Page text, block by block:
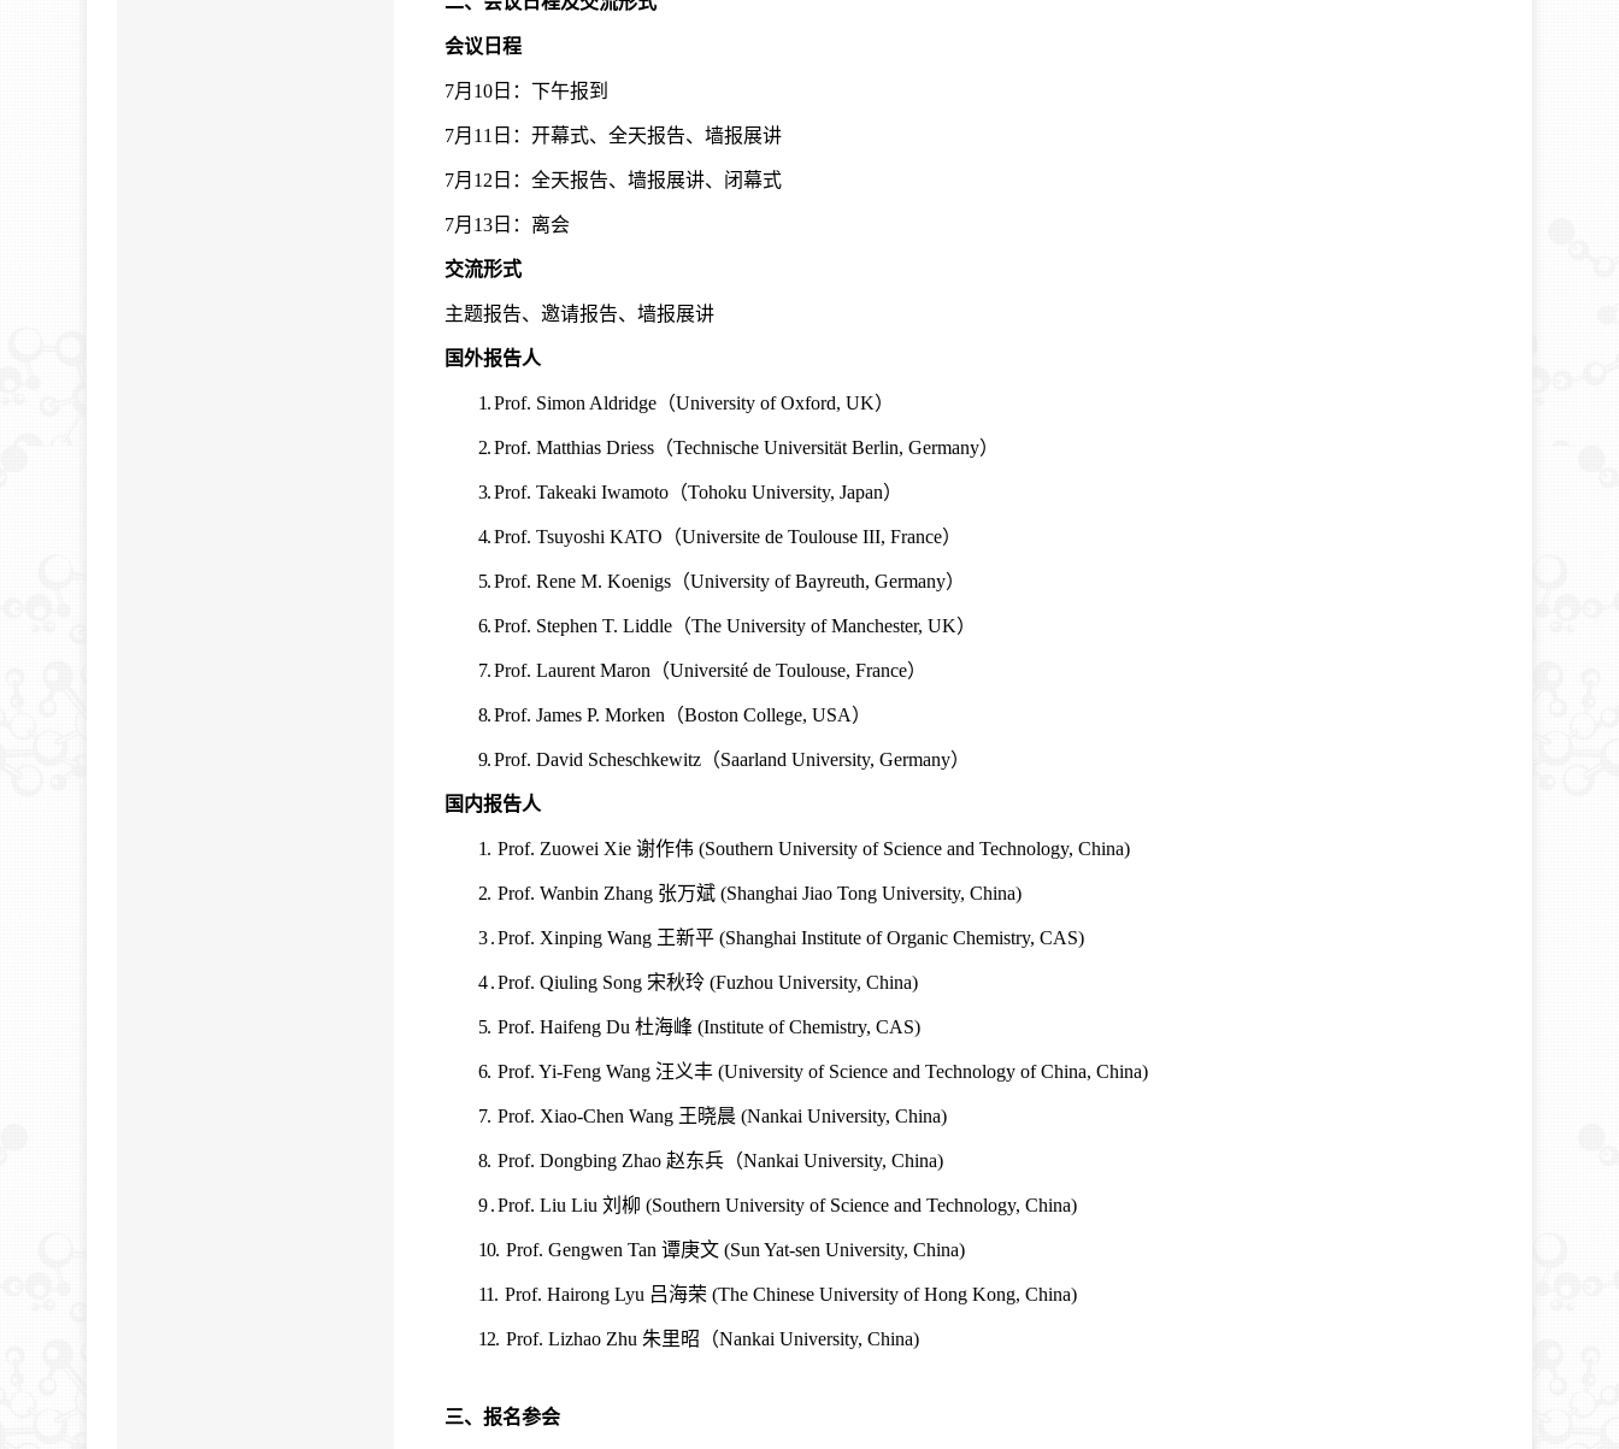
会议日程
7月10日：下午报到
7月11日：开幕式、全天报告、墙报展讲
7月12日：全天报告、墙报展讲、闭幕式
7月13日：离会
交流形式
主题报告、邀请报告、墙报展讲
国外报告人
1.Prof. Simon Aldridge （University of Oxford, UK）
2.Prof. Matthias Driess （Technische Universität Berlin, Germany）
3.Prof. Takeaki Iwamoto （Tohoku University, Japan）
4.Prof. Tsuyoshi KATO （Universite de Toulouse III, France）
5.Prof. Rene M. Koenigs （University of Bayreuth, Germany）
6.Prof. Stephen T. Liddle （The University of Manchester, UK）
7.Prof. Laurent Maron （Université de Toulouse, France）
8.Prof. James P. Morken （Boston College, USA）
9.Prof. David Scheschkewitz （Saarland University, Germany）
国内报告人
1. Prof. Zuowei Xie 谢作伟 (Southern University of Science and Technology, China)
2. Prof. Wanbin Zhang 张万斌 (Shanghai Jiao Tong University, China)
3 .Prof. Xinping Wang 王新平 (Shanghai Institute of Organic Chemistry, CAS)
4 .Prof. Qiuling Song 宋秋玲 (Fuzhou University, China)
5. Prof. Haifeng Du 杜海峰 (Institute of Chemistry, CAS)
6. Prof. Yi-Feng Wang 汪义丰 (University of Science and Technology of China, China)
7. Prof. Xiao-Chen Wang 王晓晨 (Nankai University, China)
8. Prof. Dongbing Zhao 赵东兵（Nankai University, China)
9 .Prof. Liu Liu 刘柳 (Southern University of Science and Technology, China)
10. Prof. Gengwen Tan 谭庚文 (Sun Yat-sen University, China)
11. Prof. Hairong Lyu 吕海荣 (The Chinese University of Hong Kong, China)
12. Prof. Lizhao Zhu 朱里昭（Nankai University, China)
三、报名参会